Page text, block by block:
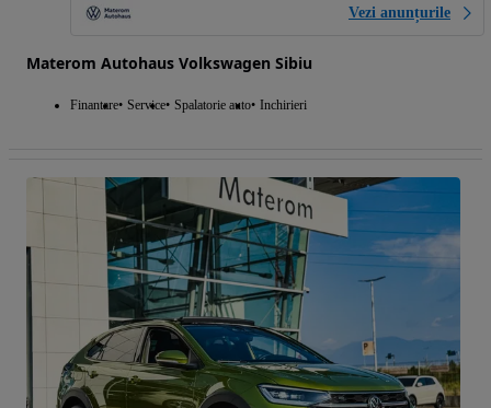
Vezi anunțurile
Materom Autohaus Volkswagen Sibiu
Finantare Service Spalatorie auto Inchirieri